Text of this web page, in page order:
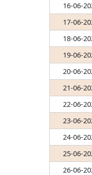
16-06-
17-06-
18-06-
19-06-
20-06-
21-06-
22-06-
23-06-
24-06-
25-06-
26-06-